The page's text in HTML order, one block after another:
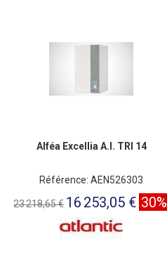
Alféa Excellia A.I. TRI 14
Référence: AEN526303
23 218,65 € 16 253,05 € 30%